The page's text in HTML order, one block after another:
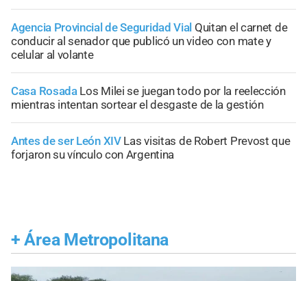
Agencia Provincial de Seguridad Vial Quitan el carnet de
conducir al senador que publicó un video con mate y
celular al volante
Casa Rosada Los Milei se juegan todo por la reelección
mientras intentan sortear el desgaste de la gestión
Antes de ser León XIV Las visitas de Robert Prevost que
forjaron su vínculo con Argentina
+ Área Metropolitana